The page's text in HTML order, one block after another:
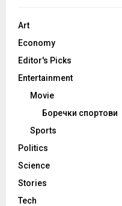
Art
Economy
Editor's Picks
Entertainment
Movie
Боречки спортови
Sports
Politics
Science
Stories
Tech